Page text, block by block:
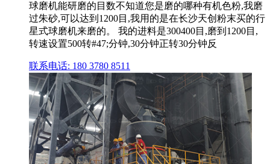
球磨机能研磨的目数不知道您是磨的哪种有机色粉,我磨
过朱砂,可以达到1200目,我用的是在长沙天创粉末买的行
星式球磨机来磨的。 我的进料是300400目,磨到1200目,
转速设置500转#47;分钟,30分钟正转30分钟反
联系电话: 180 3780 8511